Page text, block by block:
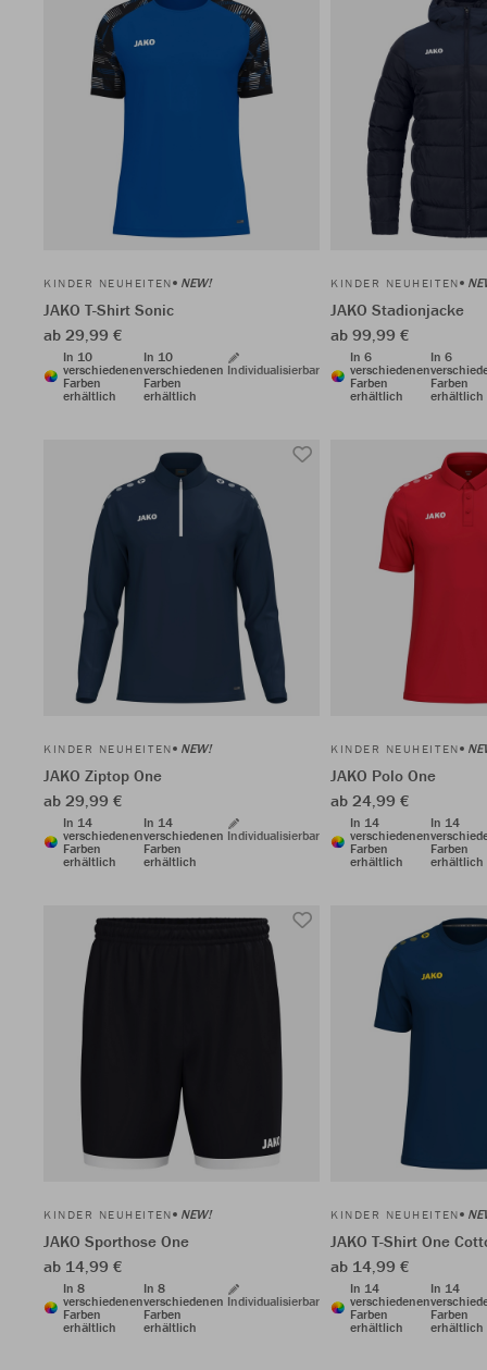
KINDER NEUHEITEN NEW!
JAKO T-Shirt Sonic
ab 29,99 €
In 10
verschiedenen
Farben
erhältlich
In 10
verschiedenen
Farben
erhältlich
Individualisierbar
KINDER NEUHEITEN
JAKO Stadionjacke
ab 99,99 €
In 6
verschiedenen
Farben
erhältlich
In 6
Farben
erhältlich
KINDER NEUHEITEN NEW!
JAKO Ziptop One
ab 29,99 €
In 14
verschiedenen
Farben
erhältlich
In 14
verschiedenen
Farben
erhältlich
Individualisierbar
KINDER NEUHEITEN
JAKO Polo One
ab 24,99 €
In 14
verschiedenen
Farben
erhältlich
In 14
Farben
erhältlich
KINDER NEUHEITEN NEW!
JAKO Sporthose One
ab 14,99 €
In 8
verschiedenen
Farben
erhältlich
In 8
verschiedenen
Farben
erhältlich
Individualisierbar
KINDER NEUHEITEN
JAKO T-Shirt One
ab 14,99 €
In 14
verschiedenen
Farben
erhältlich
In 14
Farben
erhältlich